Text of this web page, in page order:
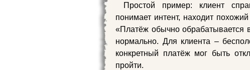
Простой пример: клиент
понимает интент, находит
«Платёж обычно обрабатывается
нормально. Для клиента –
конкретный платёж мог быть
пройти.